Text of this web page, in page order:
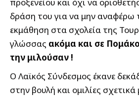
δράση του για να μην αναφέρω
εκμάθηση στα σχολεία της
γλώσσας ακόμα και σε
την μιλούσαν !
Ο Λαϊκός Σύνδεσμος έκανε
στην βουλή και ομιλίες